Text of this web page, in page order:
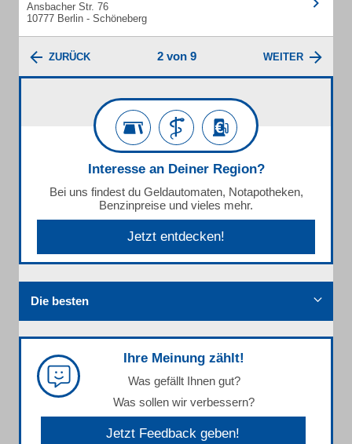
Ansbacher Str. 76
10777 Berlin - Schöneberg
ZURÜCK 2 von 9 WEITER
Interesse an Deiner Region?
Bei uns findest du Geldautomaten, Notapotheken,
Benzinpreise und vieles mehr.
Jetzt entdecken!
Die besten
Ihre Meinung zählt!
Was gefällt Ihnen gut?
Was sollen wir verbessern?
Jetzt Feedback geben!